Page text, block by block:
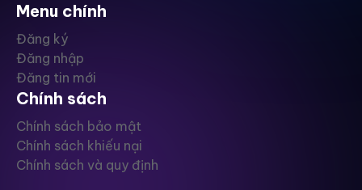
Menu chính
Đăng ký
Đăng nhập
Đăng tin mới
Chính sách
Chính sách bảo mật
Chính sách khiếu nại
Chính sách và quy định